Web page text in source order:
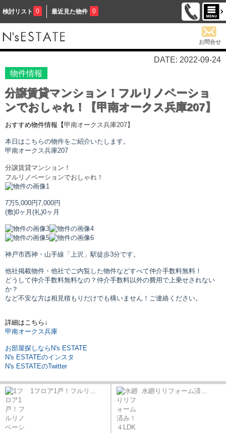
検討リスト 0 最近見た物件 0
お問合せ
DATE: 2022-09-24
物件情報
分譲賃貸マンション！フルリノベーショ
ンでおしゃれ！【甲南オークス兵庫207】
おすすめ物件情報【甲南オークス兵庫207】
本日はこちらの物件をご紹介いたします。
甲南オークス兵庫207
分譲賃貸マンション！
フルリノベーションでおしゃれ！
7万5,000円7,000円
(敷)0ヶ月 (礼)0ヶ月
神戸市西神・山手線「上沢」駅徒歩3分です。
他社掲載物件・他社でご内覧した物件などすべて仲介手数料無料！
どうして仲介手数料無料なの？仲介手数料以外の費用で上乗せされない
か？
など不安な方は相見積もりだけでも構いません！ご連絡ください。
詳細はこちら↓
甲南オークス兵庫
お部屋探しならN's ESTATE
N's ESTATEのインスタ
N's ESTATEのTwitter
1フロア1戸！フルリ... 水廻りリフォーム済...